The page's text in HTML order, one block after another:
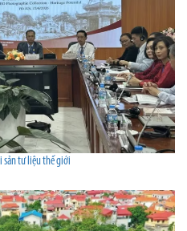
sản tư liệu thế giới